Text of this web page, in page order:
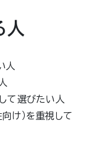
人
人
して選びたい人
け）を重視して